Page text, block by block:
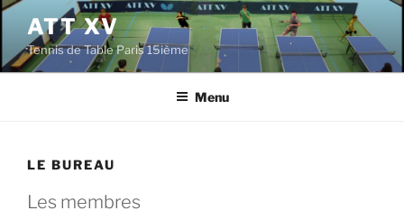
Aller
contenu
principal
ATT XV
Tennis de Table Paris 15ième
Menu
LE BUREAU
Les membres